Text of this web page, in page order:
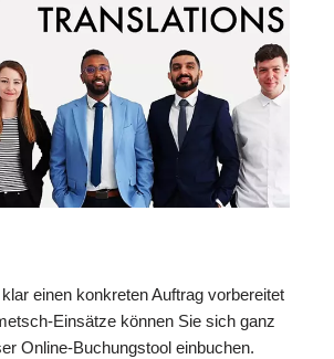
einen konkreten Auftrag vorbereitet
Einsätze können Sie sich ganz
Online-Buchungstool einbuchen.